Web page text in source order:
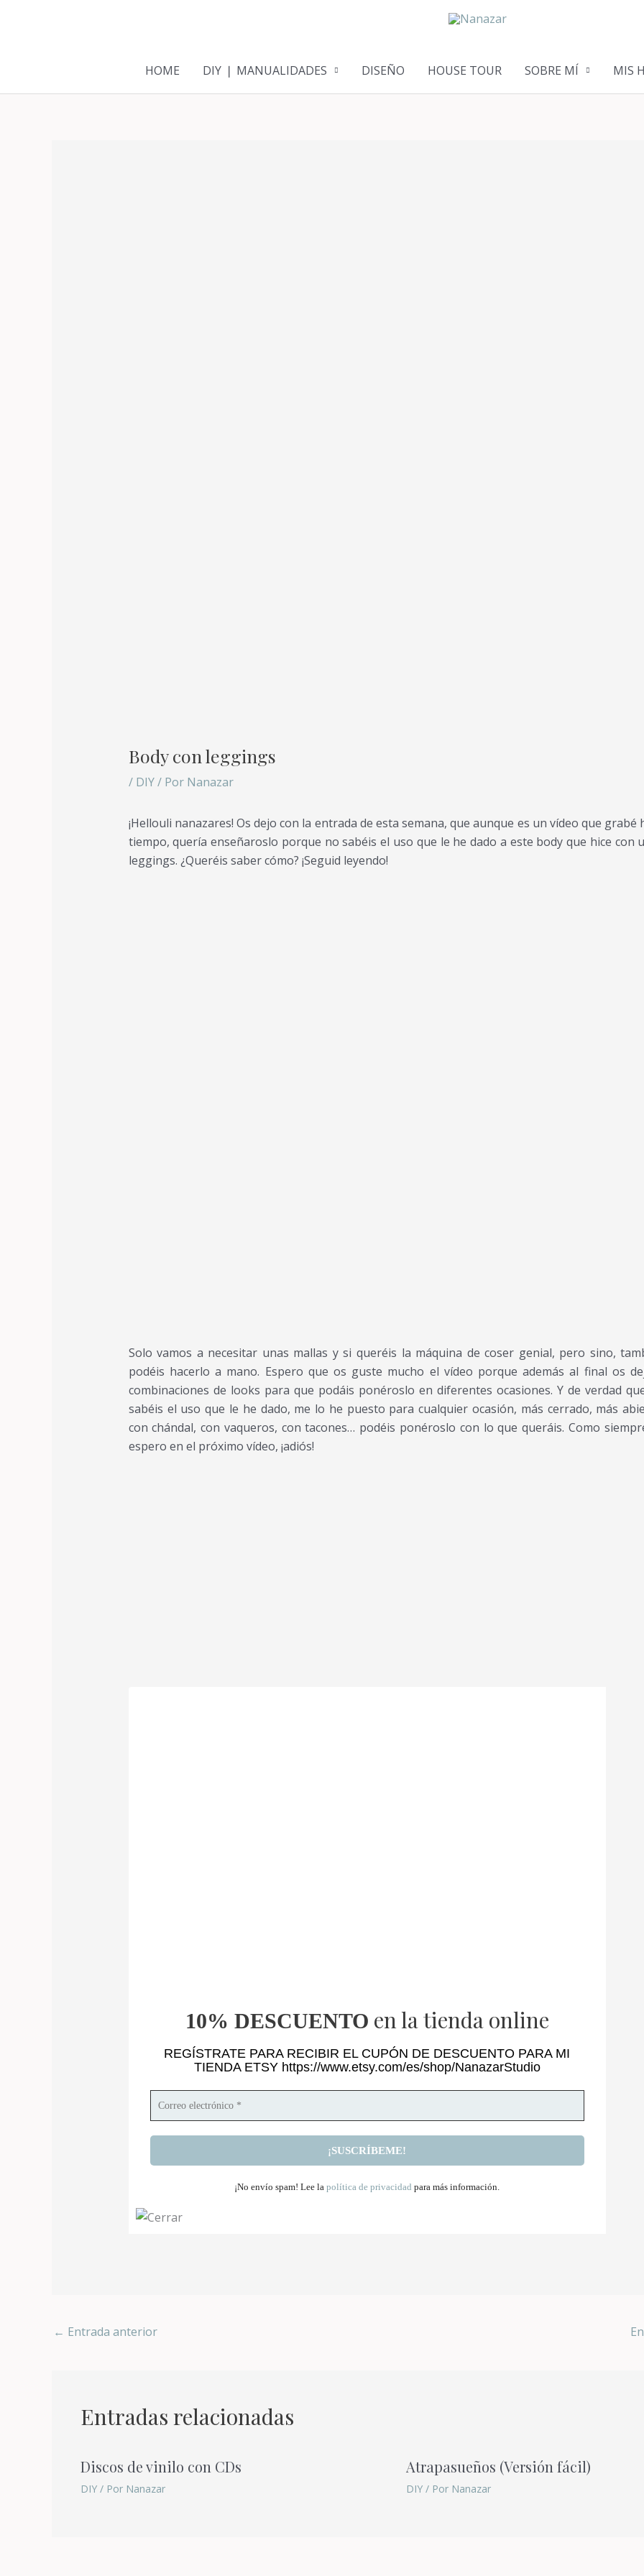
HOME
DIY ❘ MANUALIDADES DISEÑO HOUSE TOUR SOBRE MÍ MIS
Body con leggings
/ DIY/ Por Nanazar
¡Hellouli nanazares! Os dejo con la entrada de esta semana, que aunque es un vídeo que grabé
tiempo, quería enseñaroslo porque no sabéis el uso que le he dado a este body que hice con
leggings. ¿Queréis saber cómo? ¡Seguid leyendo!
Solo vamos a necesitar unas mallas y si queréis la máquina de coser genial, pero sino,
podéis hacerlo a mano. Espero que os guste mucho el vídeo porque además al final os
combinaciones de looks para que podáis ponéroslo en diferentes ocasiones. Y de verdad
sabéis el uso que le he dado, me lo he puesto para cualquier ocasión, más cerrado, más
con chándal, con vaqueros, con tacones… podéis ponéroslo con lo que queráis. Como
espero en el próximo vídeo, ¡adiós!
10% DESCUENTO en la tienda online
REGÍSTRATE PARA RECIBIR EL CUPÓN DE DESCUENTO PARA MI
TIENDA ETSY https://www.etsy.com/es/shop/NanazarStudio
¡No envío spam! Lee lapolítica de privacidad para más información.
← Entrada anterior
Entradas relacionadas
Discos de vinilo con CDs
DIY / Por Nanazar
Atrapasueños (Versión fácil)
DIY/ Por Nanazar